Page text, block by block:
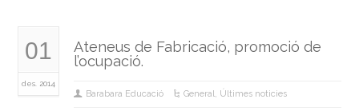
01
des. 2014
Ateneus de Fabricació, promoció de
l’ocupació.
Barabara Educació General, Últimes noticies